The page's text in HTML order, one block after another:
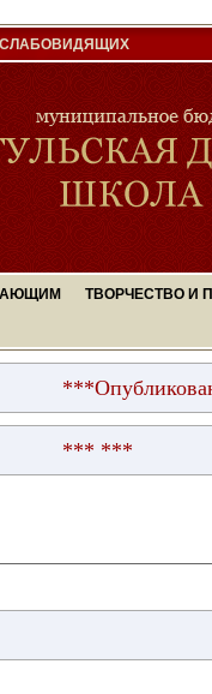
ТВОРЧЕСТВО И
*** ***